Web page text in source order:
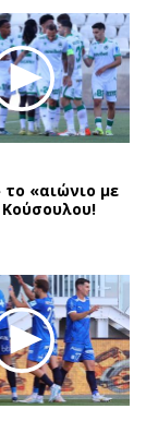
«αιώνιο με